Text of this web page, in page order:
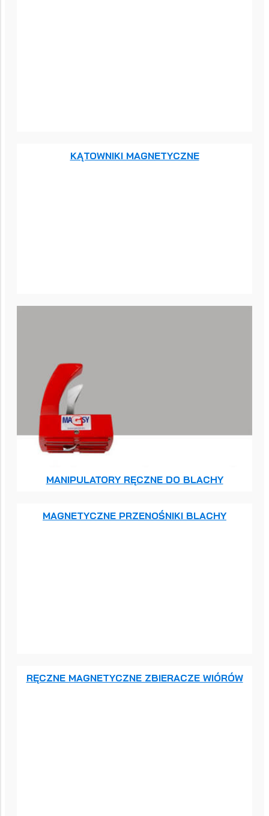
KĄTOWNIKI MAGNETYCZNE
MANIPULATORY RĘCZNE DO BLACHY
MAGNETYCZNE PRZENOŚNIKI BLACHY
RĘCZNE MAGNETYCZNE ZBIERACZE WIÓRÓW